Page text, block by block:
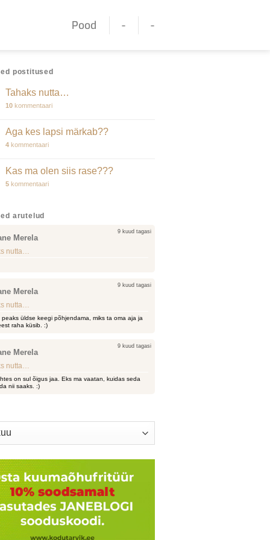
Pood - -
postitused
Tahaks nutta…
10kommentaari
Aga kes lapsi märkab??
4kommentaari
Kas ma olen siis rase???
5kommentaari
arutelud
Merela
9 kuud tagasi
nutta…
Merela
9 kuud tagasi
nutta…
peaks üldse keegi põhjendama, miks ta oma aja ja
raha küsib. :)
Merela
9 kuud tagasi
nutta…
on sul õigus jaa. Eks ma vaatan, kuidas seda
nii saaks. :)